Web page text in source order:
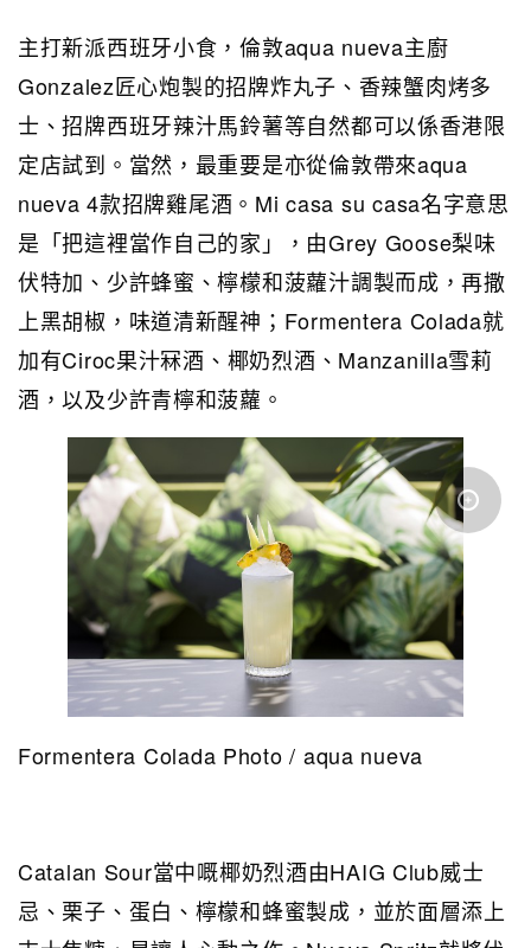
主打新派西班牙小食，倫敦aqua nueva主廚
Gonzalez匠心炮製的招牌炸丸子、香辣蟹肉烤多
士、招牌西班牙辣汁馬鈴薯等自然都可以係香港限
定店試到。當然，最重要是亦從倫敦帶來aqua
nueva 4款招牌雞尾酒。Mi casa su casa名字意思
是「把這裡當作自己的家」，由Grey Goose梨味
伏特加、少許蜂蜜、檸檬和菠蘿汁調製而成，再撒
上黑胡椒，味道清新醒神；Formentera Colada就
加有Ciroc果汁冧酒、椰奶烈酒、Manzanilla雪莉
酒，以及少許青檸和菠蘿。
Formentera Colada Photo / aqua nueva
Catalan Sour當中嘅椰奶烈酒由HAIG Club威士
忌、栗子、蛋白、檸檬和蜂蜜製成，並於面層添上